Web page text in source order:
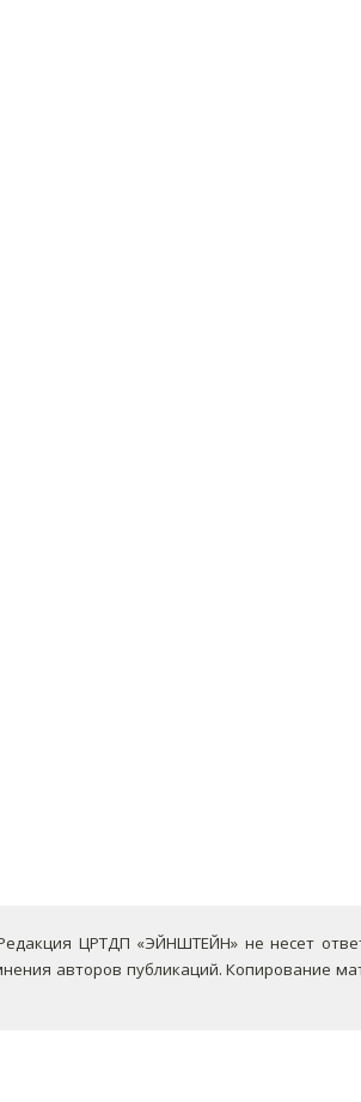
ЦРТДП «ЭЙНШТЕЙН» не несет
авторов публикаций.Копирование